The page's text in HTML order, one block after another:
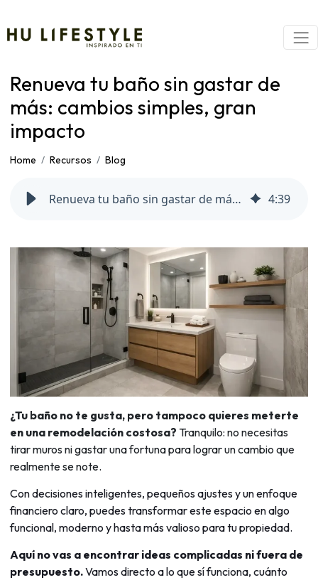
Renueva tu baño sin gastar de
más: cambios simples, gran
impacto
Home Recursos Blog
Renueva tu baño sin gastar de más: cambios simples, gran impacto 4:39
¿Tu baño no te gusta, pero tampoco quieres meterte
en una remodelación costosa? Tranquilo: no necesitas
tirar muros ni gastar una fortuna para lograr un cambio que
realmente se note.
Con decisiones inteligentes, pequeños ajustes y un enfoque
financiero claro, puedes transformar este espacio en algo
funcional, moderno y hasta más valioso para tu propiedad.
Aquí no vas a encontrar ideas complicadas ni fuera de
presupuesto.Vamos directo a lo que sí funciona, cuánto